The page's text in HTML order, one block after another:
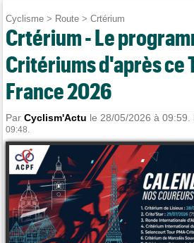
Cyclisme > Route >Crtérium
Crtérium - Le
Critériums d'après ce
France 2026
ParCyclism'Actu le 28/05/2026 à 09:59.
09:48.